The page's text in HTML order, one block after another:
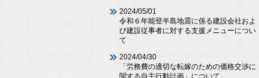
2024/05/01
令和６年能登半島地震に係る建設会社およ
び建設従事者に対する支援メニューについ
て
2024/04/30
「労務費の適切な転嫁のための価格交渉に